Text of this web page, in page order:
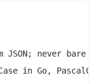
JSON; never bare
in Go,